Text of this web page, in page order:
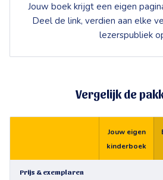
Jouw boek krijgt een eigen
Deel de link, verdien aan elke
lezerspubliek
Vergelijk de
Jouw eigen
kinderboek
Prijs & exemplaren